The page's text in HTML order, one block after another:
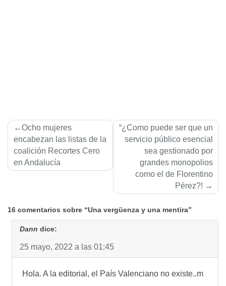
Navegación
de
entradas
Ocho mujeres
encabezan las listas de la
coalición Recortes Cero
en Andalucía
“¿Como puede ser que un
servicio público esencial
sea gestionado por
grandes monopolios
como el de Florentino
Pérez?!
16 comentarios sobre “Una vergüenza y una mentira”
Dann dice:
25 mayo, 2022 a las 01:45
Hola. A la editorial, el País Valenciano no existe..m